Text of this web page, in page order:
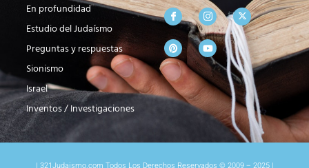
En profundidad
Estudio del Judaísmo
Preguntas y respuestas
Sionismo
Israel
Inventos / Investigaciones
| 321Judaismo.com Todos Los Derechos Reservados © 2009 – 2025 |